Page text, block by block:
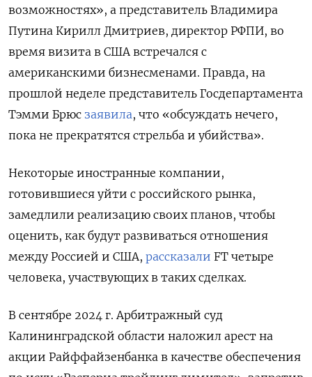
возможностях», а представитель Владимира
Путина Кирилл Дмитриев, директор РФПИ, во
время визита в США встречался с
американскими бизнесменами. Правда, на
прошлой неделе представитель Госдепартамента
Тэмми Брюс заявила, что «обсуждать нечего,
пока не прекратятся стрельба и убийства».
Некоторые иностранные компании,
готовившиеся уйти с российского рынка,
замедлили реализацию своих планов, чтобы
оценить, как будут развиваться отношения
между Россией и США, рассказали FT четыре
человека, участвующих в таких сделках.
В сентябре 2024 г. Арбитражный суд
Калининградской области наложил арест на
акции Райффайзенбанка в качестве обеспечения